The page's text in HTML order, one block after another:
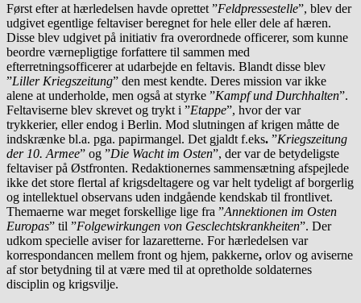
Først efter at hærledelsen havde oprettet ”Feldpressestelle”, blev der
udgivet egentlige feltaviser beregnet for hele eller dele af hæren.
Disse blev udgivet på initiativ fra overordnede officerer, som kunne
beordre værnepligtige forfattere til sammen med
efterretningsofficerer at udarbejde en feltavis. Blandt disse blev
”Liller Kriegszeitung” den mest kendte. Deres mission var ikke
alene at underholde, men også at styrke ”Kampf und Durchhalten”.
Feltaviserne blev skrevet og trykt i ”Etappe”, hvor der var
trykkerier, eller endog i Berlin. Mod slutningen af krigen måtte de
indskrænke bl.a. pga. papirmangel. Det gjaldt f.eks. ”Kriegszeitung
der 10. Armee” og ”Die Wacht im Osten”, der var de betydeligste
feltaviser på Østfronten. Redaktionernes sammensætning afspejlede
ikke det store flertal af krigsdeltagere og var helt tydeligt af borgerlig
og intellektuel observans uden indgående kendskab til frontlivet.
Themaerne war meget forskellige lige fra ”Annektionen im Osten
Europas” til ”Folgewirkungen von Gesclechtskrankheiten”. Der
udkom specielle aviser for lazaretterne. For hærledelsen var
korrespondancen mellem front og hjem, pakkerne, orlov og aviserne
af stor betydning til at være med til at opretholde soldaternes
disciplin og krigsvilje.